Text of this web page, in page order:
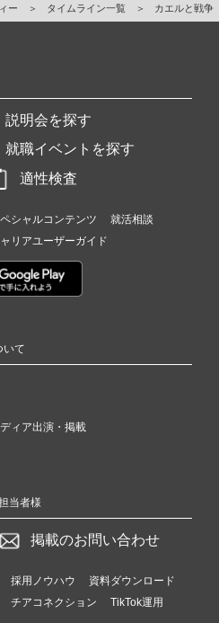
ー ＞ タイムライン一覧 ＞ カエルと戦争
説明会を探す
就職イベントを探す
適性検査
シャルコンテンツ
就活相談
リアユーザーガイド
いて
ディア出演・掲載
当者様
掲載のお問い合わせ
採用ノウハウ
資料ダウンロード
チアコネクション
TikTok運用